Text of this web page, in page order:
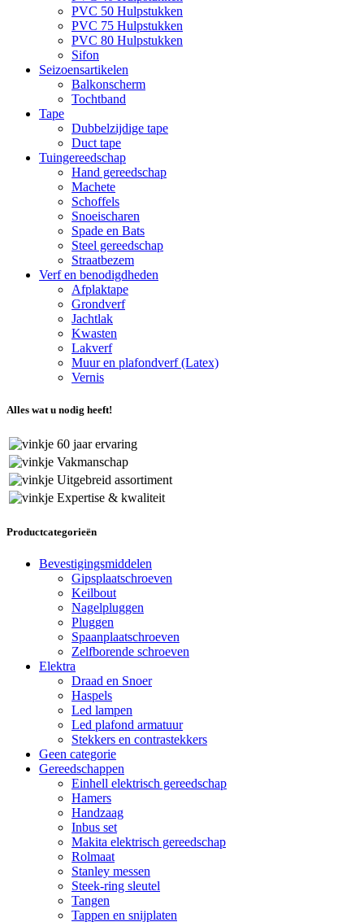
PVC 50 Hulpstukken
PVC 75 Hulpstukken
PVC 80 Hulpstukken
Sifon
Seizoensartikelen
Balkonscherm
Tochtband
Tape
Dubbelzijdige tape
Duct tape
Tuingereedschap
Hand gereedschap
Machete
Schoffels
Snoeischaren
Spade en Bats
Steel gereedschap
Straatbezem
Verf en benodigdheden
Afplaktape
Grondverf
Jachtlak
Kwasten
Lakverf
Muur en plafondverf (Latex)
Vernis
Alles wat u nodig heeft!
60 jaar ervaring
Vakmanschap
Uitgebreid assortiment
Expertise & kwaliteit
Productcategorieën
Bevestigingsmiddelen
Gipsplaatschroeven
Keilbout
Nagelpluggen
Pluggen
Spaanplaatschroeven
Zelfborende schroeven
Elektra
Draad en Snoer
Haspels
Led lampen
Led plafond armatuur
Stekkers en contrastekkers
Geen categorie
Gereedschappen
Einhell elektrisch gereedschap
Hamers
Handzaag
Inbus set
Makita elektrisch gereedschap
Rolmaat
Stanley messen
Steek-ring sleutel
Tangen
Tappen en snijplaten